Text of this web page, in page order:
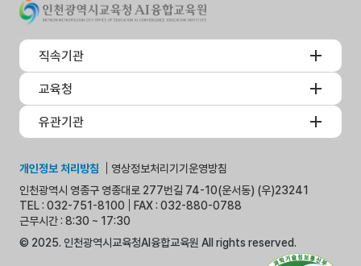
직속기관
교육청
유관기관
개인정보 처리방침
영상정보처리기기운영방침
인천광역시 영종구 영종대로 277번길 74-10(운서동) (우)23241
TEL : 032-751-8100
FAX : 032-880-0788
근무시간 : 8:30 ~ 17:30
© 2025. 인천광역시교육청AI융합교육원 All rights reserved.